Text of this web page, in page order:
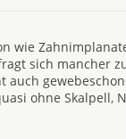
wie
sich mancher
auch
ohne Skalpell,